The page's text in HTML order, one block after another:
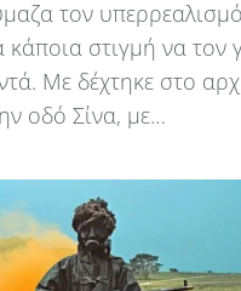
τον
κάποια στιγμή να τον
Με δέχτηκε στο
οδό Σίνα, με…